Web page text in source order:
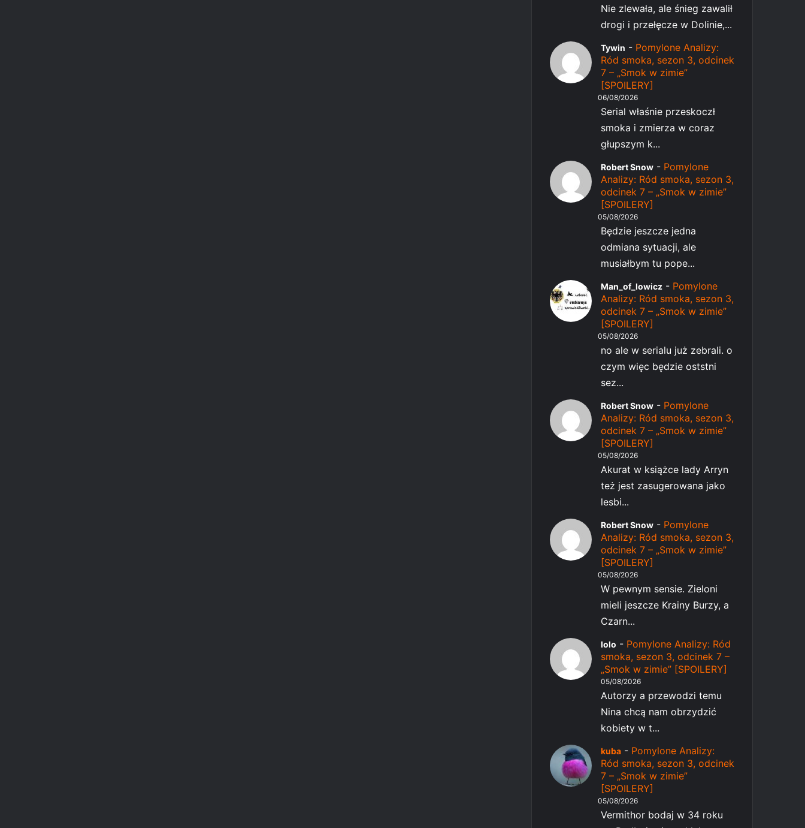
Nie zlewała, ale śnieg zawalił
drogi i przełęcze w Dolinie,...
Tywin - Pomylone Analizy:
Ród smoka, sezon 3, odcinek
7 – „Smok w zimie”
[SPOILERY]
06/08/2026
Serial właśnie przeskoczł
smoka i zmierza w coraz
głupszym k...
Robert Snow - Pomylone
Analizy: Ród smoka, sezon 3,
odcinek 7 – „Smok w zimie”
[SPOILERY]
05/08/2026
Będzie jeszcze jedna
odmiana sytuacji, ale
musiałbym tu pope...
Man_of_lowicz - Pomylone
Analizy: Ród smoka, sezon 3,
odcinek 7 – „Smok w zimie”
[SPOILERY]
05/08/2026
no ale w serialu już zebrali. o
czym więc będzie oststni
sez...
Robert Snow - Pomylone
Analizy: Ród smoka, sezon 3,
odcinek 7 – „Smok w zimie”
[SPOILERY]
05/08/2026
Akurat w książce lady Arryn
też jest zasugerowana jako
lesbi...
Robert Snow - Pomylone
Analizy: Ród smoka, sezon 3,
odcinek 7 – „Smok w zimie”
[SPOILERY]
05/08/2026
W pewnym sensie. Zieloni
mieli jeszcze Krainy Burzy, a
Czarn...
lolo - Pomylone Analizy: Ród
smoka, sezon 3, odcinek 7 –
„Smok w zimie” [SPOILERY]
05/08/2026
Autorzy a przewodzi temu
Nina chcą nam obrzydzić
kobiety w t...
kuba - Pomylone Analizy:
Ród smoka, sezon 3, odcinek
7 – „Smok w zimie”
[SPOILERY]
05/08/2026
Vermithor bodaj w 34 roku